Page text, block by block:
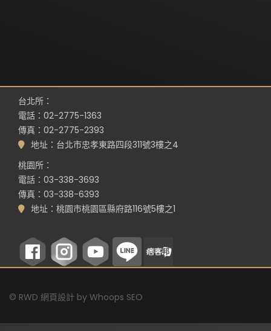
台北所：
電話：02-2775-1363
傳真：02-2775-2393
地址：台北市忠孝東路四段311號3樓之4
桃園所：
電話：03-338-3693
傳真：03-338-6393
地址：桃園市桃園區縣府路116號5樓之1
© RWD 網頁設計 by Whoops SEO